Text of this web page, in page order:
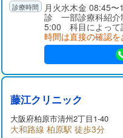
月火水木金 08:45
診 一部診療科紹介
5:00 科目によって
時間は直接の確認
藤江クリニック
大阪府柏原市清州2丁目1-40
大和路線 柏原駅 徒歩3分